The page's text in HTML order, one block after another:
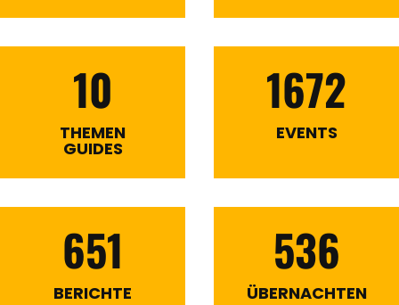
10
THEMEN
GUIDES
1672
EVENTS
651
BERICHTE
536
ÜBERNACHTEN